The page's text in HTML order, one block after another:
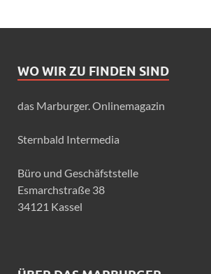
WO WIR ZU FINDEN SIND
das Marburger. Onlinemagazin
Sternbald Intermedia
Büro und Geschäfststelle
Esmarchstraße 38
34121 Kassel